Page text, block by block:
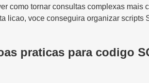
como tornar consultas complexas mais
licao, voce conseguira organizar scripts
praticas para codigo